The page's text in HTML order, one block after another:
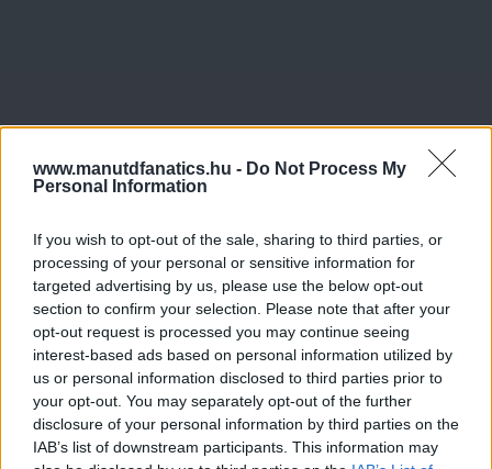
www.manutdfanatics.hu - Do Not Process My
Personal Information
If you wish to opt-out of the sale, sharing to third parties, or
processing of your personal or sensitive information for
targeted advertising by us, please use the below opt-out
section to confirm your selection. Please note that after your
opt-out request is processed you may continue seeing
interest-based ads based on personal information utilized by
us or personal information disclosed to third parties prior to
your opt-out. You may separately opt-out of the further
disclosure of your personal information by third parties on the
IAB’s list of downstream participants. This information may